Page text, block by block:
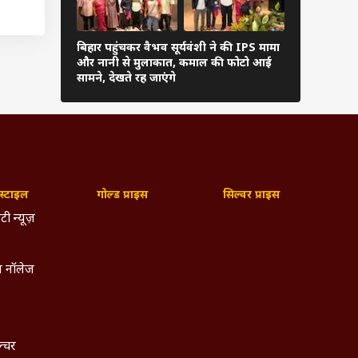
में
बिहार पहुंचकर वैभव सूर्यवंशी ने की IPS मामा
और नानी से मुलाकात, कमाल की फोटो आई
सामने, देखते रह जाएंगे
न्यूज़
नॉलेज
गोल्ड प्राइस सिल्वर प्राइस